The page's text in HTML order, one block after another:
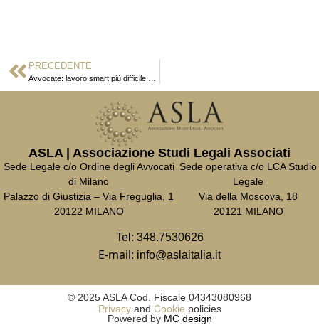
PRECEDENTE
ASLA | Associazione Studi Legali Associati
Sede Legale c/o Ordine degli Avvocati
di Milano
Palazzo di Giustizia – Via Freguglia, 1
20122 MILANO
Sede operativa c/o LCA Studio
Legale
Via della Moscova, 18
20121 MILANO
Tel: 348.7530626
E-mail: info@aslaitalia.it
© 2025 ASLA Cod. Fiscale 04343080968
Privacyand Cookie policies
Powered by MC design